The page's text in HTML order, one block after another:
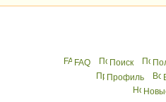
FAQ Поиск
Профиль